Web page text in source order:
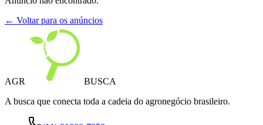
← Voltar para os anúncios
AGR
BUSCA
A busca que conecta toda a cadeia do agronegócio brasileiro.